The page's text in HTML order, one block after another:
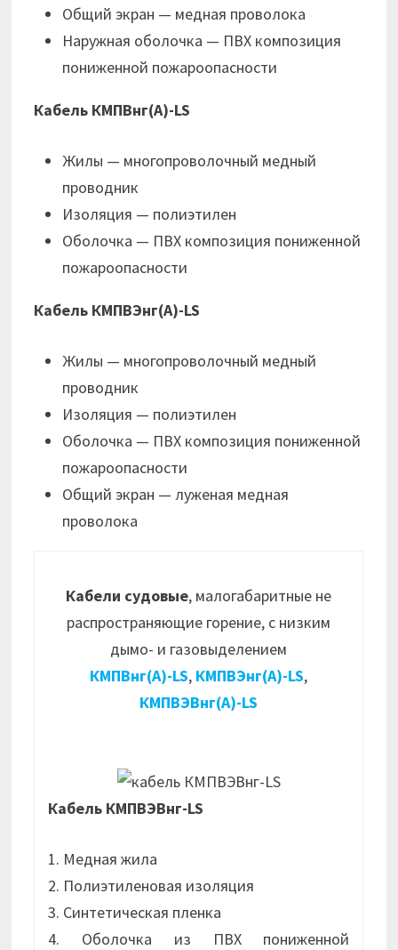
Общий экран — медная проволока
Наружная оболочка — ПВХ композиция
пониженной пожароопасности
Кабель КМПВнг(А)-LS
Жилы — многопроволочный медный
проводник
Изоляция — полиэтилен
Оболочка — ПВХ композиция пониженной
пожароопасности
Кабель КМПВЭнг(А)-LS
Жилы — многопроволочный медный
проводник
Изоляция — полиэтилен
Оболочка — ПВХ композиция пониженной
пожароопасности
Общий экран — луженая медная
проволока
Кабели судовые, малогабаритные не
распространяющие горение, с низким
дымо- и газовыделением
КМПВнг(А)-LS, КМПВЭнг(А)-LS,
КМПВЭВнг(А)-LS
Кабель КМПВЭВнг-LS
1. Медная жила
2. Полиэтиленовая изоляция
3. Синтетическая пленка
4. Оболочка из ПВХ пониженной